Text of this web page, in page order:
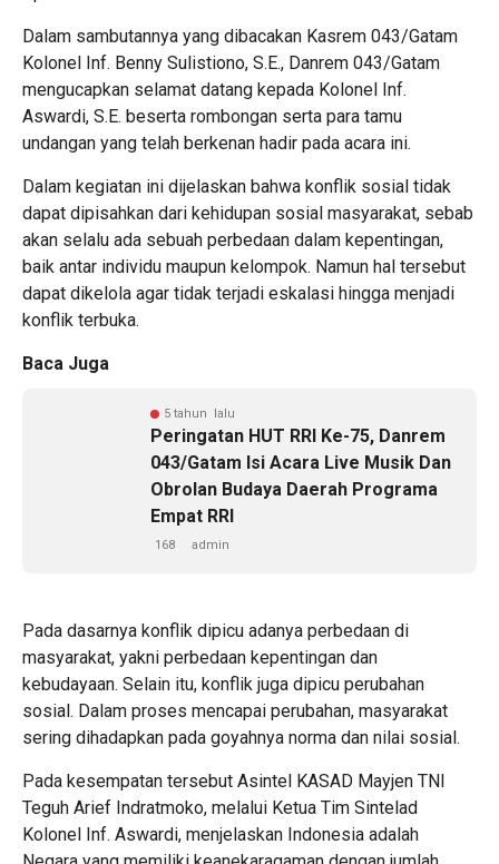
Dalam sambutannya yang dibacakan Kasrem 043/Gatam
Kolonel Inf. Benny Sulistiono, S.E., Danrem 043/Gatam
mengucapkan selamat datang kepada Kolonel Inf.
Aswardi, S.E. beserta rombongan serta para tamu
undangan yang telah berkenan hadir pada acara ini.
Dalam kegiatan ini dijelaskan bahwa konflik sosial tidak
dapat dipisahkan dari kehidupan sosial masyarakat, sebab
akan selalu ada sebuah perbedaan dalam kepentingan,
baik antar individu maupun kelompok. Namun hal tersebut
dapat dikelola agar tidak terjadi eskalasi hingga menjadi
konflik terbuka.
Baca Juga
5 tahun lalu
Peringatan HUT RRI Ke-75, Danrem
043/Gatam Isi Acara Live Musik Dan
Obrolan Budaya Daerah Programa
Empat RRI
168 admin
Pada dasarnya konflik dipicu adanya perbedaan di
masyarakat, yakni perbedaan kepentingan dan
kebudayaan. Selain itu, konflik juga dipicu perubahan
sosial. Dalam proses mencapai perubahan, masyarakat
sering dihadapkan pada goyahnya norma dan nilai sosial.
Pada kesempatan tersebut Asintel KASAD Mayjen TNI
Teguh Arief Indratmoko, melalui Ketua Tim Sintelad
Kolonel Inf. Aswardi, menjelaskan Indonesia adalah